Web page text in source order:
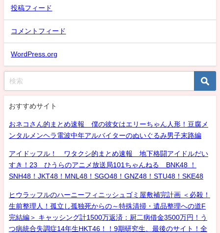
投稿フィード
コメントフィード
WordPress.org
おすすめサイト
おネコさん的まとめ速報 僕の彼女はエリーちゃん人形！豆腐メ
ンタルメンヘラ電波中年アルバイターのぬいぐるみ男子末路編
アイドッフル！ ワタクシ的まとめ速報 地下格闘アイドルだい
すき！23 ひうらのアニメ放送局101ちゃんねる BNK48 ！
SNH48！JKT48！MNL48！SGO48！GNZ48！STU48！SKE48
ヒウラッフルのハーニーフィニッシュゴミ屋敷補完計画 ＜必殺！
生前整理人！孤立し孤独死からの～特殊清掃・遺品整理への道F
完結編＞ キャッシング計1500万返済：厨二病借金3500万円！う
つ病統合失調症14年生HKT46！！9期研究生、最後のサイト！全